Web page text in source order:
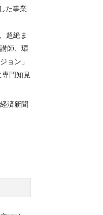
た事業
超絶ま
師、環
ョン」
門知見
済新聞